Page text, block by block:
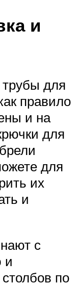
и
для
правило
и на
для
для
их
и
с
и
по